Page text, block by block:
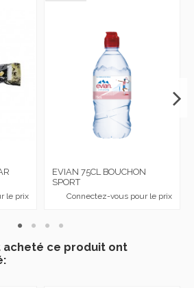
le prix
EVIAN 75CL BOUCHON
SPORT
Connectez-vous pour le prix
acheté ce produit ont